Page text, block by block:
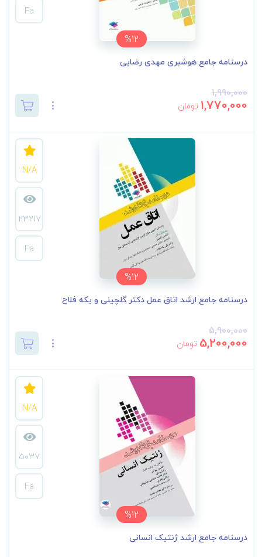
%12
Fa
درسنامه‌ جامع هوشبری مهدی رضایی
1,990,000
1,770,000 تومان
%12
N/A
23217
Fa
درسنامه جامع ارشد اتاق عمل دکتر گلچینی و یکه فلاح
5,900,000
5,200,000 تومان
%12
N/A
5037
Fa
درسنامه جامع ارشد ژنتیک انسانی